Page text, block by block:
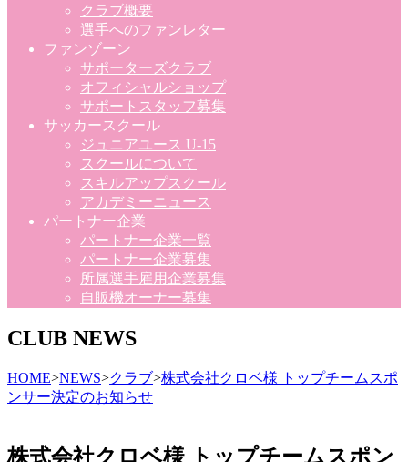
クラブ概要
選手へのファンレター
ファンゾーン
サポーターズクラブ
オフィシャルショップ
サポートスタッフ募集
サッカースクール
ジュニアユース U-15
スクールについて
スキルアップスクール
アカデミーニュース
パートナー企業
パートナー企業一覧
パートナー企業募集
所属選手雇用企業募集
自販機オーナー募集
CLUB NEWS
HOME>NEWS>クラブ>株式会社クロベ様 トップチームスポ
ンサー決定のお知らせ
株式会社クロベ様 トップチームスポン